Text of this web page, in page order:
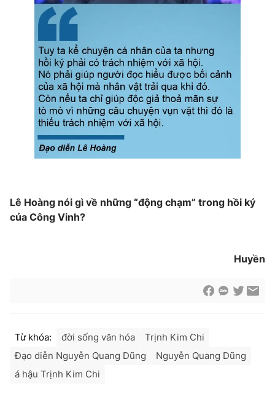
Lê Hoàng nói gì về những “động chạm” trong hồi ký
của Công Vinh?
Huyền
Từ khóa: đời sống văn hóa
Trịnh Kim Chi
Đạo diễn Nguyễn Quang Dũng
Nguyễn Quang Dũng
á hậu Trịnh Kim Chi